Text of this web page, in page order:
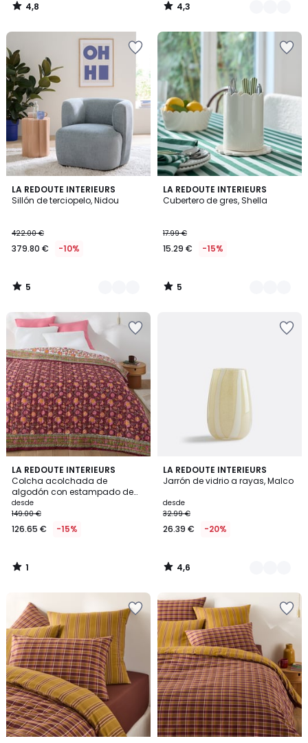
4,8
/
4,3
/
LA REDOUTE INTERIEURS
Sillón de terciopelo, Nidou
422.00 €
379.80 € -10%
5
/
2
Colores
5
/
LA REDOUTE INTERIEURS
Cubertero de gres, Shella
17.99 €
15.29 € -15%
5
/
2
Colores
5
/
LA REDOUTE INTERIEURS
Colcha acolchada de
algodón con estampado de
bloques, Manassi
desde
149.00 €
126.65 € -15%
1
/
5
1
/
LA REDOUTE INTERIEURS
Jarrón de vidrio a rayas, Malco
desde
32.99 €
26.39 € -20%
4,6
/ 5
3
Colores
4,6
/